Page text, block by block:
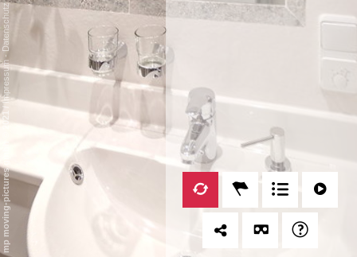
mp moving-pictures gmbh © 2021
/
Impressum
-
Datenschutz